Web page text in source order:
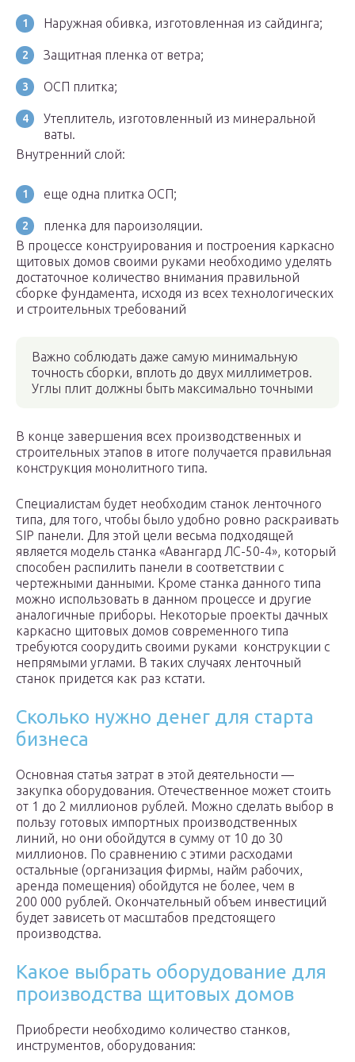
Наружная обивка, изготовленная из сайдинга;
Защитная пленка от ветра;
ОСП плитка;
Утеплитель, изготовленный из минеральной
ваты.
Внутренний слой:
еще одна плитка ОСП;
пленка для пароизоляции.
В процессе конструирования и построения каркасно
щитовых домов своими руками необходимо уделять
достаточное количество внимания правильной
сборке фундамента, исходя из всех технологических
и строительных требований
Важно соблюдать даже самую минимальную
точность сборки, вплоть до двух миллиметров.
Углы плит должны быть максимально точными
В конце завершения всех производственных и
строительных этапов в итоге получается правильная
конструкция монолитного типа.
Специалистам будет необходим станок ленточного
типа, для того, чтобы было удобно ровно раскраивать
SIP панели. Для этой цели весьма подходящей
является модель станка «Авангард ЛС-50-4», который
способен распилить панели в соответствии с
чертежными данными. Кроме станка данного типа
можно использовать в данном процессе и другие
аналогичные приборы. Некоторые проекты дачных
каркасно щитовых домов современного типа
требуются соорудить своими руками конструкции с
непрямыми углами. В таких случаях ленточный
станок придется как раз кстати.
Сколько нужно денег для старта
бизнеса
Основная статья затрат в этой деятельности —
закупка оборудования. Отечественное может стоить
от 1 до 2 миллионов рублей. Можно сделать выбор в
пользу готовых импортных производственных
линий, но они обойдутся в сумму от 10 до 30
миллионов. По сравнению с этими расходами
остальные (организация фирмы, найм рабочих,
аренда помещения) обойдутся не более, чем в
200 000 рублей. Окончательный объем инвестиций
будет зависеть от масштабов предстоящего
производства.
Какое выбрать оборудование для
производства щитовых домов
Приобрести необходимо количество станков,
инструментов, оборудования: